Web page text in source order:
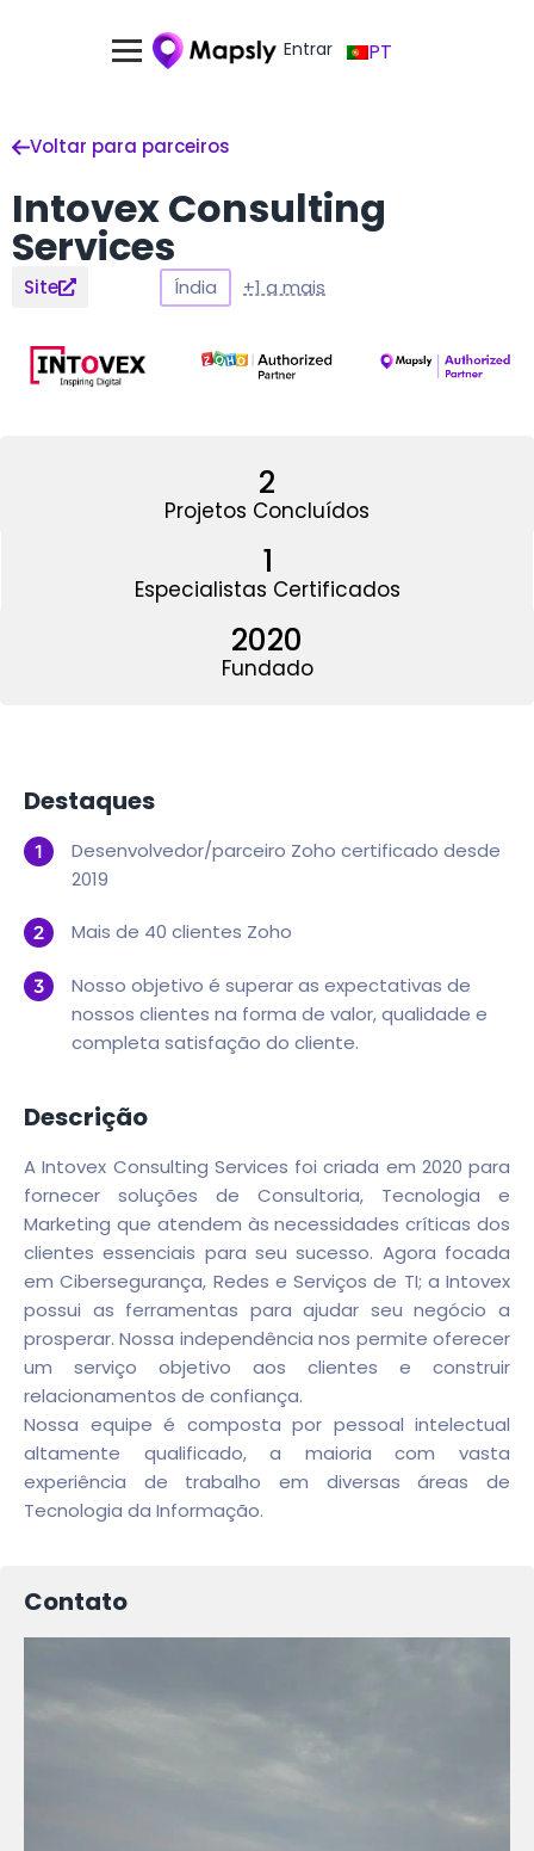
Entrar PT
Voltar para parceiros
Intovex Consulting
Services
Site Índia +1 a mais
2
Projetos Concluídos
1
Especialistas Certificados
2020
Fundado
Destaques
Desenvolvedor/parceiro Zoho certificado desde
2019
Mais de 40 clientes Zoho
Nosso objetivo é superar as expectativas de
nossos clientes na forma de valor, qualidade e
completa satisfação do cliente.
Descrição
A Intovex Consulting Services foi criada em 2020 para
fornecer soluções de Consultoria, Tecnologia e
Marketing que atendem às necessidades críticas dos
clientes essenciais para seu sucesso. Agora focada
em Cibersegurança, Redes e Serviços de TI; a Intovex
possui as ferramentas para ajudar seu negócio a
prosperar. Nossa independência nos permite oferecer
um serviço objetivo aos clientes e construir
relacionamentos de confiança.
Nossa equipe é composta por pessoal intelectual
altamente qualificado, a maioria com vasta
experiência de trabalho em diversas áreas de
Tecnologia da Informação.
Contato